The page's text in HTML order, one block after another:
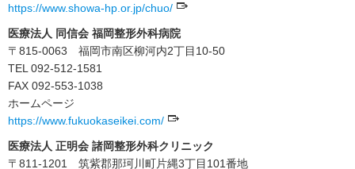
https://www.showa-hp.or.jp/chuo/
医療法人 同信会 福岡整形外科病院
〒815-0063 福岡市南区柳河内2丁目10-50
TEL 092-512-1581
FAX 092-553-1038
ホームページ
https://www.fukuokaseikei.com/
医療法人 正明会 諸岡整形外科クリニック
〒811-1201 筑紫郡那珂川町片縄3丁目101番地